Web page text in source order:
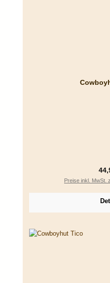
Preise inkl. MwSt.